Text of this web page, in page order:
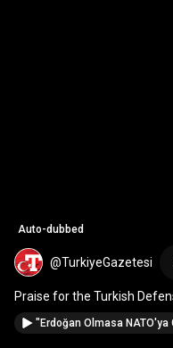
Auto-dubbed
@TurkiyeGazetesi
Praise for the Turkish
Lieutenant General: "We